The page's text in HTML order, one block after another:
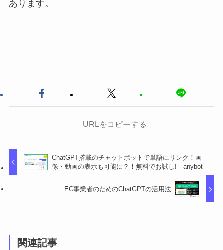
あります。
URLをコピーする
ChatGPT搭載のチャットボットで単語にリンク！画
像・動画の表示も可能に？！無料でお試し!｜anybot
EC事業者のためのChatGPTの活用法
関連記事